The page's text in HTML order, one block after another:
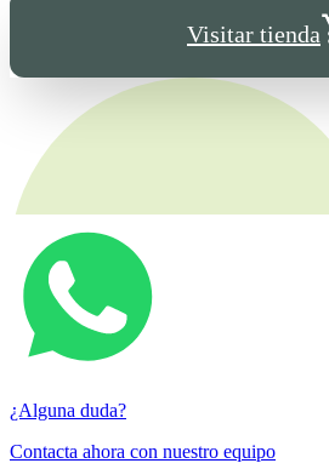
Visitar tienda
¿Alguna duda?
Contacta ahora con nuestro equipo